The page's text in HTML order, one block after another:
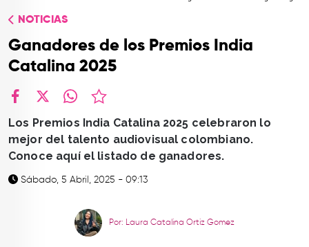
CONTACTO
NOTICIAS
Ganadores de los Premios India
Catalina 2025
Los Premios India Catalina 2025 celebraron lo
mejor del talento audiovisual colombiano.
Conoce aquí el listado de ganadores.
Sábado, 5 Abril, 2025 - 09:13
Por: Laura Catalina Ortiz Gomez